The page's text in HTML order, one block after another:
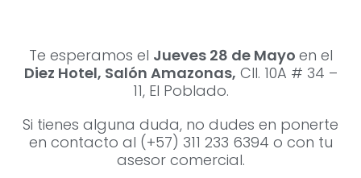
Te esperamos el Jueves 28 de Mayo en el
Diez Hotel, Salón Amazonas, Cll. 10A # 34 –
11, El Poblado.
Si tienes alguna duda, no dudes en ponerte
en contacto al (+57) 311 233 6394 o con tu
asesor comercial.